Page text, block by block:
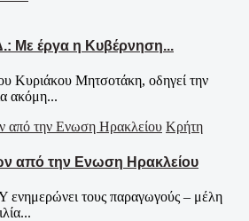
Με έργα η Κυβέρνηση...
Κυριάκου Μητσοτάκη, οδηγεί την
ακόμη...
Κρήτη
από την Ενωση Ηρακλείου
τους παραγωγούς – μέλη